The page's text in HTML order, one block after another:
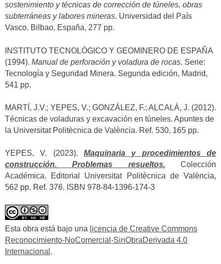
sostenimiento y técnicas de corrección de túneles, obras
subterráneas y labores mineras. Universidad del País
Vasco. Bilbao, España, 277 pp.
INSTITUTO TECNOLÓGICO Y GEOMINERO DE ESPAÑA
(1994). Manual de perforación y voladura de rocas. Serie:
Tecnología y Seguridad Minera. Segunda edición, Madrid,
541 pp.
MARTÍ, J.V.; YEPES, V.; GONZÁLEZ, F.; ALCALÁ, J. (2012).
Técnicas de voladuras y excavación en túneles. Apuntes de
la Universitat Politècnica de València. Ref. 530, 165 pp.
YEPES, V. (2023). Maquinaria y procedimientos de
construcción. Problemas resueltos. Colección
Académica. Editorial Universitat Politècnica de València,
562 pp. Ref. 376. ISBN 978-84-1396-174-3
Esta obra está bajo una licencia de Creative Commons
Reconocimiento-NoComercial-SinObraDerivada 4.0
Internacional .